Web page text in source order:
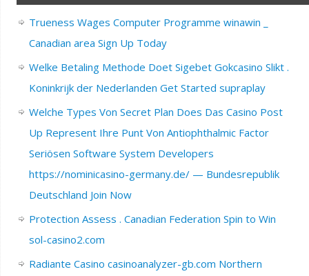
Trueness Wages Computer Programme winawin _
Canadian area Sign Up Today
Welke Betaling Methode Doet Sigebet Gokcasino Slikt .
Koninkrijk der Nederlanden Get Started supraplay
Welche Types Von Secret Plan Does Das Casino Post
Up Represent Ihre Punt Von Antiophthalmic Factor
Seriösen Software System Developers
https://nominicasino-germany.de/ — Bundesrepublik
Deutschland Join Now
Protection Assess . Canadian Federation Spin to Win
sol-casino2.com
Radiante Casino casinoanalyzer-gb.com Northern